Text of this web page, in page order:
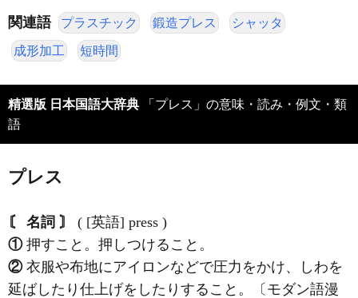
関連語 プラスチック 鍛造プレス シャッタ
成形加工 短時間
精選版 日本国語大辞典 「プレス」の意味・読み・例文・類
語
プレス
〘 名詞 〙
( [英語] press )
①押すこと。押しつけること。
②衣服や布地にアイロンなどで圧力をかけ、しわを
延ばしたり仕上げをしたりすること。〔モダン語漫